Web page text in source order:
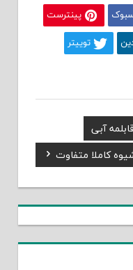
پینترست
توییتر
آبی
کاملا متفاوت